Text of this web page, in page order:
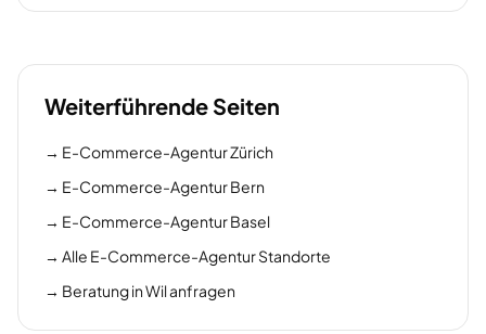
Weiterführende Seiten
→ E-Commerce-Agentur Zürich
→ E-Commerce-Agentur Bern
→ E-Commerce-Agentur Basel
→ Alle E-Commerce-Agentur Standorte
→ Beratung in Wil anfragen